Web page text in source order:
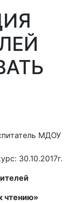
МДОУ
30.10.2017г.
чтению»